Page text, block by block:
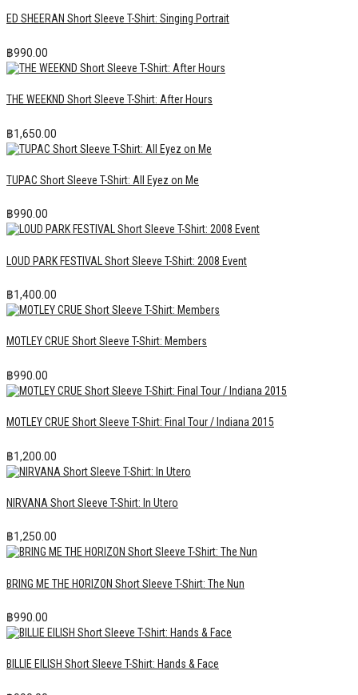
ED SHEERAN Short Sleeve T-Shirt: Singing Portrait
฿990.00
THE WEEKND Short Sleeve T-Shirt: After Hours
฿1,650.00
TUPAC Short Sleeve T-Shirt: All Eyez on Me
฿990.00
LOUD PARK FESTIVAL Short Sleeve T-Shirt: 2008 Event
฿1,400.00
MOTLEY CRUE Short Sleeve T-Shirt: Members
฿990.00
MOTLEY CRUE Short Sleeve T-Shirt: Final Tour / Indiana 2015
฿1,200.00
NIRVANA Short Sleeve T-Shirt: In Utero
฿1,250.00
BRING ME THE HORIZON Short Sleeve T-Shirt: The Nun
฿990.00
BILLIE EILISH Short Sleeve T-Shirt: Hands & Face